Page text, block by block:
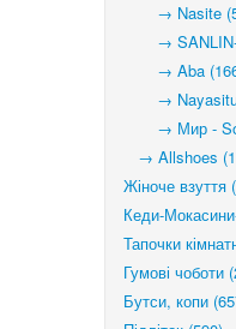
→ Nasite
→ SANLIN-
→ Aba
→
→ Мир -
→ Allshoes
Жіноче взуття
Кеди-
Тапочки
Гумові чоботи
Бутси, копи